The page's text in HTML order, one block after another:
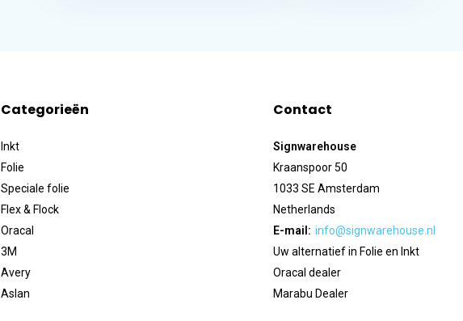
Categorieën
Inkt
Folie
Speciale folie
Flex & Flock
Oracal
3M
Avery
Aslan
Contact
Signwarehouse
Kraanspoor 50
1033 SE Amsterdam
Netherlands
E-mail: info@signwarehouse.nl
Uw alternatief in Folie en Inkt
Oracal dealer
Marabu Dealer